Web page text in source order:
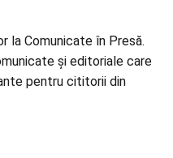
la Comunicate în Presă.
și editoriale care
pentru cititorii din